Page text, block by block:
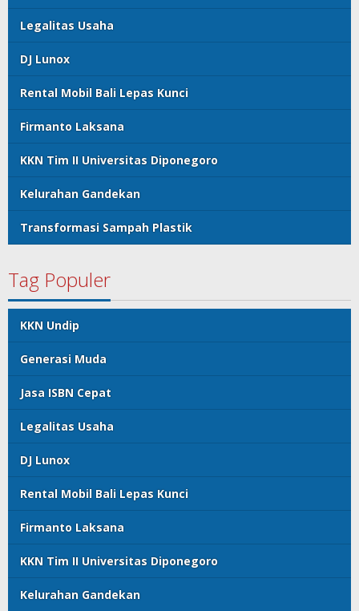
Legalitas Usaha
DJ Lunox
Rental Mobil Bali Lepas Kunci
Firmanto Laksana
KKN Tim II Universitas Diponegoro
Kelurahan Gandekan
Transformasi Sampah Plastik
Tag Populer
KKN Undip
Generasi Muda
Jasa ISBN Cepat
Legalitas Usaha
DJ Lunox
Rental Mobil Bali Lepas Kunci
Firmanto Laksana
KKN Tim II Universitas Diponegoro
Kelurahan Gandekan